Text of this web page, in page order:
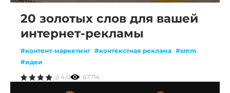
20 золотых слов для вашей
интернет-рекламы
#контент-маркетинг #контекстная реклама #smm
#идеи
4.0
67714